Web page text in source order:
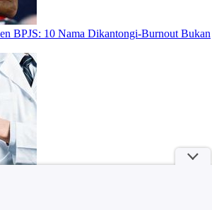
BPJS: 10 Nama Dikantongi-Burnout Bukan